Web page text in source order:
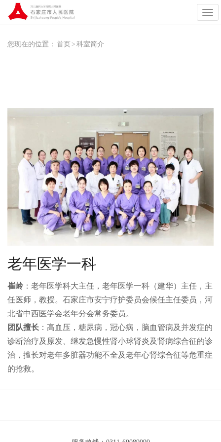
展
开
您现在的位置： 首页 > 科室简介
老年医学一科
崔岭：老年医学科大主任，老年医学一科（建华）主任，主
任医师，教授。石家庄市安宁疗护委员会候任主任委员，河
北省中西医学会老年分会常务委员。
团队擅长 ：高血压，糖尿病，冠心病，脑血管病及并发症的
诊断治疗及原发、继发急慢性肾小球肾炎及肾病综合征的诊
治，擅长对老年多脏器功能不全及老年心肾综合征等危重症
的抢救。